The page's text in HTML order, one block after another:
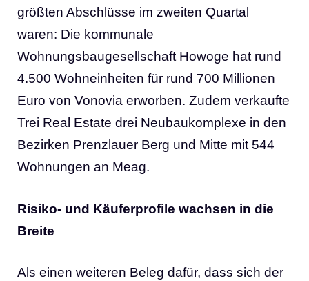
größten Abschlüsse im zweiten Quartal
waren: Die kommunale
Wohnungsbaugesellschaft Howoge hat rund
4.500 Wohneinheiten für rund 700 Millionen
Euro von Vonovia erworben. Zudem verkaufte
Trei Real Estate drei Neubaukomplexe in den
Bezirken Prenzlauer Berg und Mitte mit 544
Wohnungen an Meag.
Risiko- und Käuferprofile wachsen in die
Breite
Als einen weiteren Beleg dafür, dass sich der